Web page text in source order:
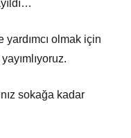
yardımcı olmak için
sokağa kadar